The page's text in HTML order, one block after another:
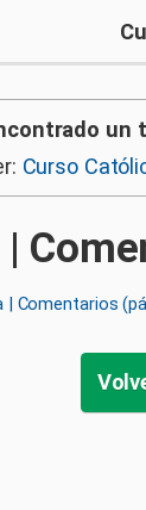
un
Curso
| Comentarios